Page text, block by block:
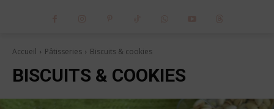
Accueil Pâtisseries Biscuits & cookies
BISCUITS & COOKIES